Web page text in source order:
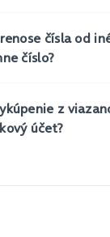
čísla od
číslo?
z
účet?